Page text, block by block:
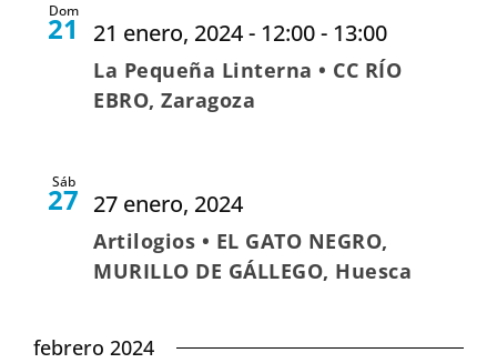
Dom
21 21 enero, 2024 - 12:00- 13:00
La Pequeña Linterna • CC RÍO
EBRO, Zaragoza
Sáb
27 27 enero, 2024
Artilogios • EL GATO NEGRO,
MURILLO DE GÁLLEGO, Huesca
febrero 2024